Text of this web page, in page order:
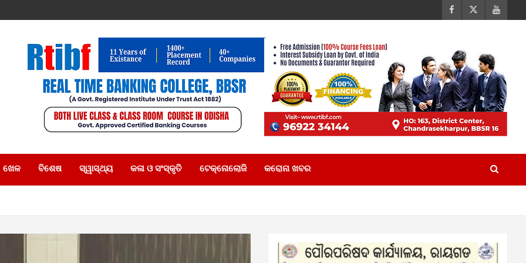
ଖେଳ ବିଶେଷ ସ୍ୱାସ୍ଥ୍ୟ କଳା ଓ ସଂସ୍କୃତି ଟେକ୍ନୋଲୋଜି କରୋନା ଖବର